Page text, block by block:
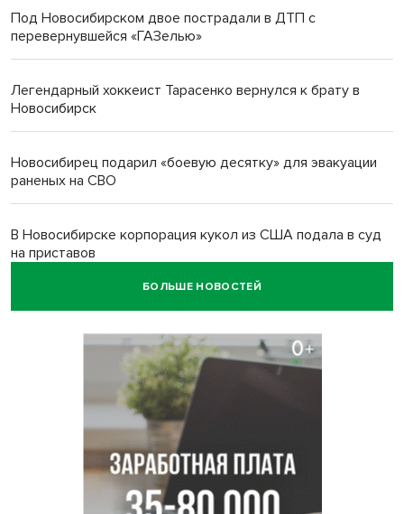
Под Новосибирском двое пострадали в ДТП с
перевернувшейся «ГАЗелью»
Легендарный хоккеист Тарасенко вернулся к брату в
Новосибирск
Новосибирец подарил «боевую десятку» для эвакуации
раненых на СВО
В Новосибирске корпорация кукол из США подала в суд
на приставов
В Новосибирске минздрав объявил бесплатную
В Новосибирске врачи прооперировали 25 тысяч
пациентов с катарактой
Знаменитый орангутан Бату отметил юбилей в
новосибирском зоопарке
БОЛЬШЕ НОВОСТЕЙ